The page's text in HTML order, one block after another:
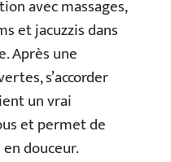
avec massages,
et jacuzzis dans
Après une
s’accorder
un vrai
et permet de
douceur.